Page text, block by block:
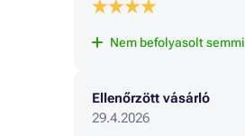
Nem befolyasolt semmi
Ellenőrzött vásárló
29.4.2026